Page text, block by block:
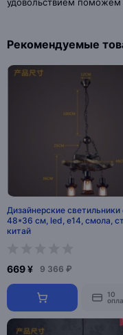
Рекомендуемые
Дизайнерские светильники
48*36 см, led, e14, смола,
китай
669 ¥ 9 366 ₽
10